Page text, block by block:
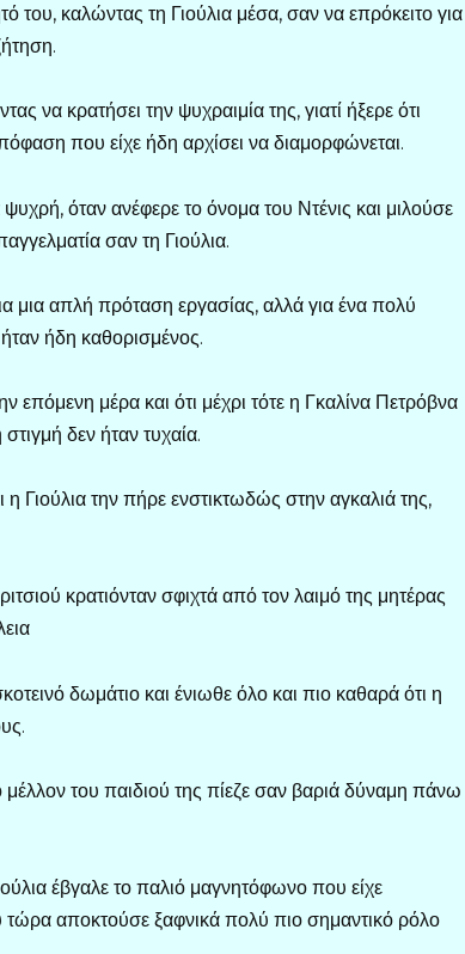
του, καλώντας τη Γιούλια μέσα, σαν να επρόκειτο για
να κρατήσει την ψυχραιμία της, γιατί ήξερε ότι
που είχε ήδη αρχίσει να διαμορφώνεται.
όταν ανέφερε το όνομα του Ντένις και μιλούσε
σαν τη Γιούλια.
μια απλή πρόταση εργασίας, αλλά για ένα πολύ
ήδη καθορισμένος.
επόμενη μέρα και ότι μέχρι τότε η Γκαλίνα Πετρόβνα
δεν ήταν τυχαία.
Γιούλια την πήρε ενστικτωδώς στην αγκαλιά της,
κρατιόνταν σφιχτά από τον λαιμό της μητέρας
δωμάτιο και ένιωθε όλο και πιο καθαρά ότι η
μέλλον του παιδιού της πίεζε σαν βαριά δύναμη πάνω
έβγαλε το παλιό μαγνητόφωνο που είχε
τώρα αποκτούσε ξαφνικά πολύ πιο σημαντικό ρόλο